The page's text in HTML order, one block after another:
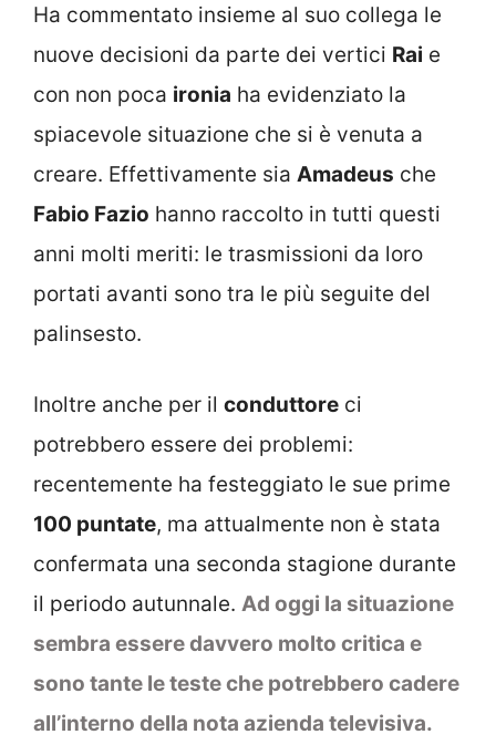
Ha commentato insieme al suo collega le
nuove decisioni da parte dei vertici Rai e
con non poca ironia ha evidenziato la
spiacevole situazione che si è venuta a
creare. Effettivamente sia Amadeus che
Fabio Fazio hanno raccolto in tutti questi
anni molti meriti: le trasmissioni da loro
portati avanti sono tra le più seguite del
palinsesto.
Inoltre anche per il conduttore ci
potrebbero essere dei problemi:
recentemente ha festeggiato le sue prime
100 puntate, ma attualmente non è stata
confermata una seconda stagione durante
il periodo autunnale. Ad oggi la situazione
sembra essere davvero molto critica e
sono tante le teste che potrebbero cadere
all’interno della nota azienda televisiva.